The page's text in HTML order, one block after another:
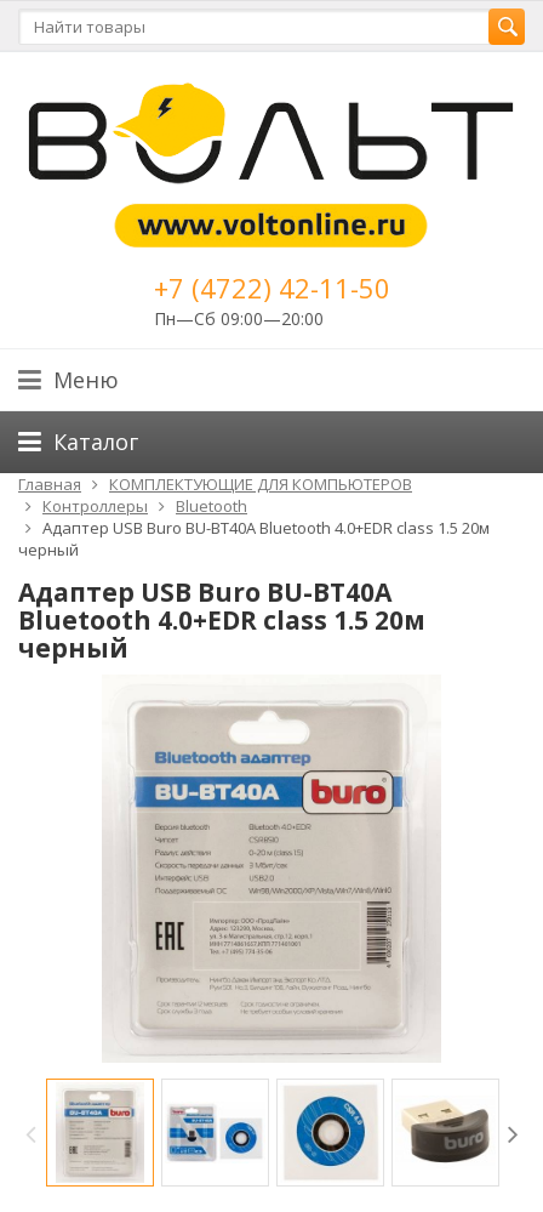
+7 (4722) 42-11-50
Пн—Сб 09:00—20:00
Меню
Каталог
Главная
КОМПЛЕКТУЮЩИЕ ДЛЯ КОМПЬЮТЕРОВ
Контроллеры
Bluetooth
Адаптер USB Buro BU-BT40A Bluetooth 4.0+EDR class 1.5 20м
черный
Адаптер USB Buro BU-BT40A
Bluetooth 4.0+EDR class 1.5 20м
черный